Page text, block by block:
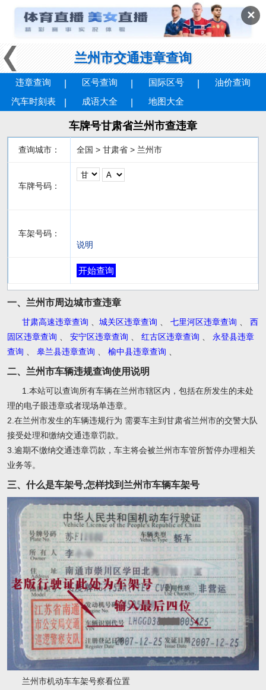
✕
兰州市交通违章查询
违章查询 区号查询 国际区号
油价查询
汽车时刻表
成语大全 地图大全
车牌号甘肃省兰州市查违章
查询城市： 全国 > 甘肃省 > 兰州市
车牌号码：
车架号码：
说明
开始查询
一、兰州市周边城市查违章
甘肃高速违章查询 城关区违章查询 七里河区违章查询
西
固区违章查询
安宁区违章查询 红古区违章查询
永登县违章
查询
皋兰县违章查询 榆中县违章查询
二、兰州市车辆违规查询使用说明
1.本站可以查询所有车辆在兰州市辖区内，包括在所发生的未处
理的电子眼违章或者现场单违章。
2.在兰州市发生的车辆违规行为 需要车主到甘肃省兰州市的交警大队
接受处理和缴纳交通违章罚款。
3.逾期不缴纳交通违章罚款，车主将会被兰州市车管所暂停办理相关
业务等。
三、什么是车架号,怎样找到兰州市车辆车架号
兰州市机动车车架号察看位置